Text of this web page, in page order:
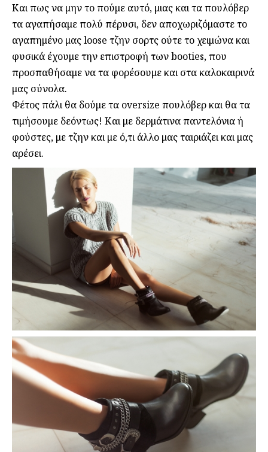
Και πως να μην το πούμε αυτό, μιας και τα πουλόβερ
τα αγαπήσαμε πολύ πέρυσι, δεν αποχωριζόμαστε το
αγαπημένο μας loose τζην σορτς ούτε το χειμώνα και
φυσικά έχουμε την επιστροφή των booties, που
προσπαθήσαμε να τα φορέσουμε και στα καλοκαιρινά
μας σύνολα.
Φέτος πάλι θα δούμε τα oversize πουλόβερ και θα τα
τιμήσουμε δεόντως! Και με δερμάτινα παντελόνια ή
φούστες, με τζην και με ό,τι άλλο μας ταιριάζει και μας
αρέσει.